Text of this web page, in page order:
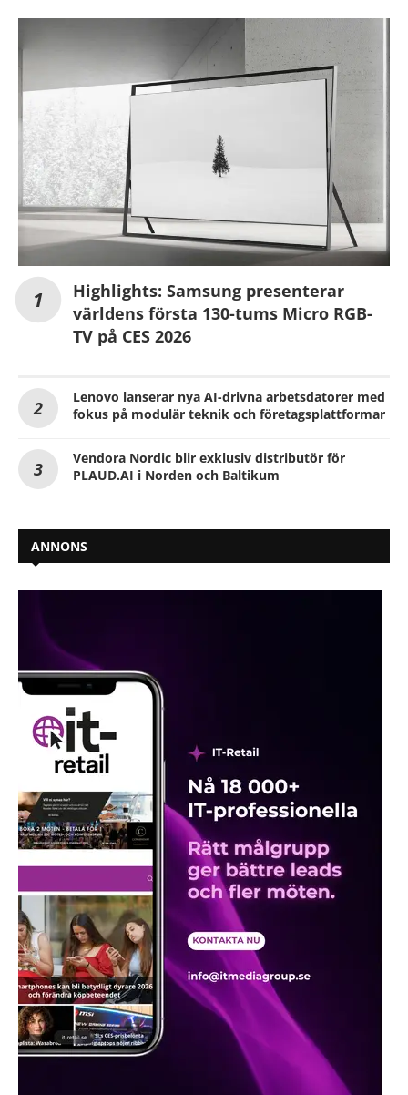
Highlights: Samsung presenterar
världens första 130-tums Micro RGB-
TV på CES 2026
Lenovo lanserar nya AI-drivna arbetsdatorer med
fokus på modulär teknik och företagsplattformar
Vendora Nordic blir exklusiv distributör för
PLAUD.AI i Norden och Baltikum
ANNONS